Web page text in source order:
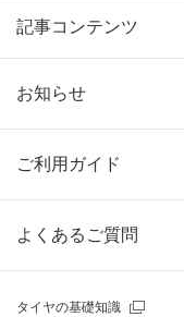
記事コンテンツ
お知らせ
ご利用ガイド
よくあるご質問
タイヤの基礎知識